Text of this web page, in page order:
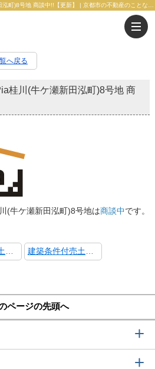
へ戻る
桂川(牛ケ瀬新田泓町)8号地 商
(牛ケ瀬新田泓町)8号地は商談中です。
ページの先頭へ